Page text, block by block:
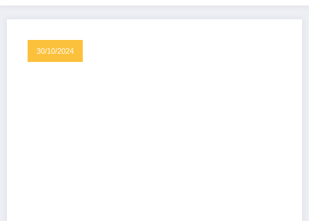
30/10/2024